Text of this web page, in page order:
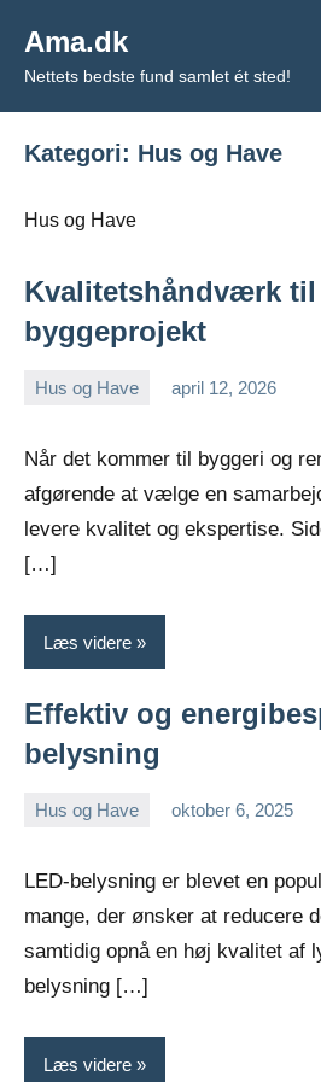
indhold
Ama.dk
Nettets bedste fund samlet ét sted!
Kategori: Hus og Have
Hus og Have
Kvalitetshåndværk
byggeprojekt
Hus og Have april 12, 2026
Når det kommer til byggeri og
afgørende at vælge en
levere kvalitet og ekspertise.
[…]
Læs videre
Effektiv og
belysning
Hus og Have oktober 6, 2025
LED-belysning er blevet en
mange, der ønsker at reducere
samtidig opnå en høj kvalitet af
belysning […]
Læs videre